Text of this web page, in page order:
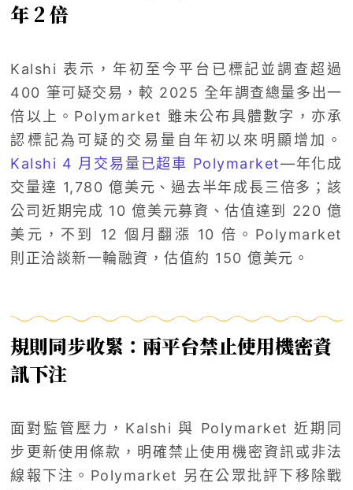
年 2 倍
Kalshi 表示，年初至今平台已標記並調查超過
400 筆可疑交易，較 2025 全年調查總量多出一
倍以上。Polymarket 雖未公布具體數字，亦承
認標記為可疑的交易量自年初以來明顯增加。
Kalshi 4 月交易量已超車 Polymarket—年化成
交量達 1,780 億美元、過去半年成長三倍多；該
公司近期完成 10 億美元募資、估值達到 220 億
美元，不到 12 個月翻漲 10 倍。Polymarket
則正洽談新一輪融資，估值約 150 億美元。
規則同步收緊：兩平台禁止使用機密資
訊下注
面對監管壓力，Kalshi 與 Polymarket 近期同
步更新使用條款，明確禁止使用機密資訊或非法
線報下注。Polymarket 另在公眾批評下移除戰